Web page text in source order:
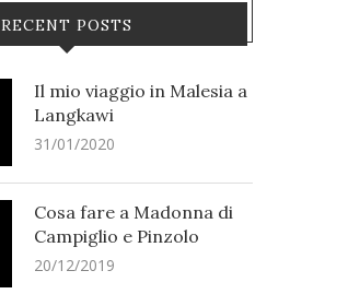
RECENT POSTS
Il mio viaggio in Malesia a
Langkawi
31/01/2020
Cosa fare a Madonna di
Campiglio e Pinzolo
20/12/2019